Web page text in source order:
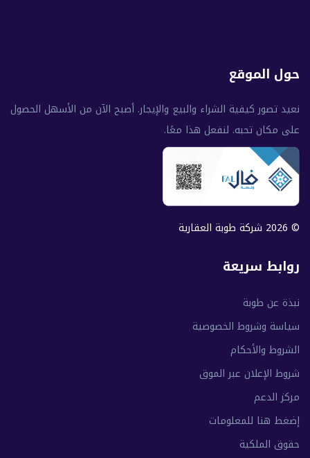
حول الموقع
نعيد تصور كيفية الشراء والبيع والإيجار. أصبح الآن من الأسهل الحصول
على مكان تحبه. لنفعل هذا معًا.
© 2026 شركة طوبة العقارية
روابط سريعة
نبذة عن طوبة
سياسة وشروط الخصوصية
الشروط والأحكام
شروط الإعلان عبر الموق
مركز الدعم
إضغط هنا للمعلومات
حقوق الملكية